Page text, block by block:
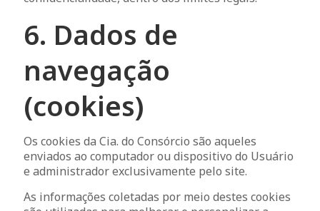
6. Dados de
navegação
(cookies)
Os cookies da Cia. do Consórcio são aqueles
enviados ao computador ou dispositivo do Usuário
e administrador exclusivamente pelo site.
As informações coletadas por meio destes cookies